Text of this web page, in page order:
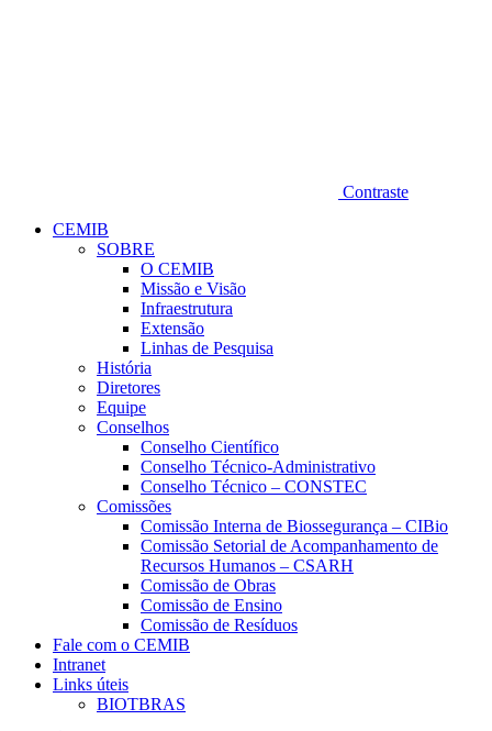
Contraste
CEMIB
SOBRE
O CEMIB
Missão e Visão
Infraestrutura
Extensão
Linhas de Pesquisa
História
Diretores
Equipe
Conselhos
Conselho Científico
Conselho Técnico-Administrativo
Conselho Técnico – CONSTEC
Comissões
Comissão Interna de Biossegurança – CIBio
Comissão Setorial de Acompanhamento de
Recursos Humanos – CSARH
Comissão de Obras
Comissão de Ensino
Comissão de Resíduos
Fale com o CEMIB
Intranet
Links úteis
BIOTBRAS